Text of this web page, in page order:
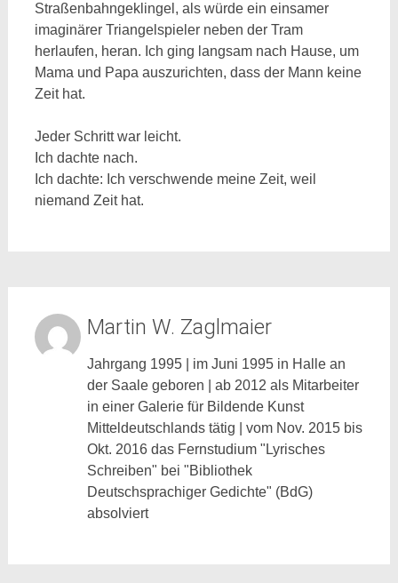
Straßenbahngeklingel, als würde ein einsamer
imaginärer Triangelspieler neben der Tram
herlaufen, heran. Ich ging langsam nach Hause, um
Mama und Papa auszurichten, dass der Mann keine
Zeit hat.
Jeder Schritt war leicht.
Ich dachte nach.
Ich dachte: Ich verschwende meine Zeit, weil
niemand Zeit hat.
Martin W. Zaglmaier
Jahrgang 1995 | im Juni 1995 in Halle an
der Saale geboren | ab 2012 als Mitarbeiter
in einer Galerie für Bildende Kunst
Mitteldeutschlands tätig | vom Nov. 2015 bis
Okt. 2016 das Fernstudium "Lyrisches
Schreiben" bei "Bibliothek
Deutschsprachiger Gedichte" (BdG)
absolviert